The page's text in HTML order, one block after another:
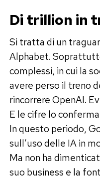
Di trillion in
Si tratta di un
Alphabet.
complessi, in cui la
avere perso il treno
rincorrere OpenAI.
E le cifre lo
In questo periodo,
sull’uso delle IA in
Ma non ha
suo business e la